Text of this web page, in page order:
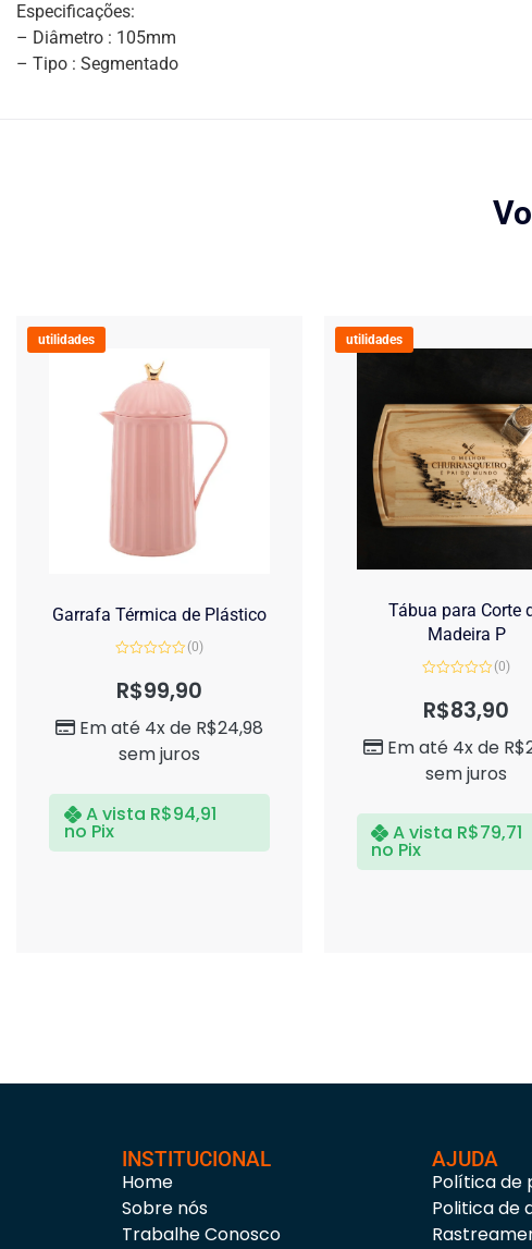
Especificações:
– Diâmetro : 105mm
– Tipo : Segmentado
utilidades
Garrafa Térmica de Plástico
0
de
(0)
R$99,90
Em até 4x de R$24,98
sem juros
A vista R$94,91
no Pix
utilidades
Tábua para Corte
Madeira P
de
(0)
R$83,90
Em até 4x de R$
sem juros
A vista R$79,71
no Pix
INSTITUCIONAL
Home
Sobre nós
Trabalhe Conosco
AJUDA
Política de
Politica de